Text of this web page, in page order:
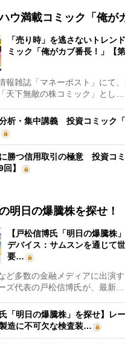
ウ満載コミック「俺が
「売り時」を逃さないトレ
ミック「俺がカブ番長！」【第
報雑誌「マネーポスト」にて
天下無敵の株コミック」とし…
析・集中講義 投資コミック「
勝つ信用取引の極意 投資コ
】
明日の爆騰株を探せ！
【戸松信博氏「明日の爆騰株
デバイス：サムスンを通じて
要…
ど多数の金融メディアに出演
ズ代表の戸松信博氏が、最新…
氏「明日の爆騰株」を探せ】レ
造に不可欠な検査装…